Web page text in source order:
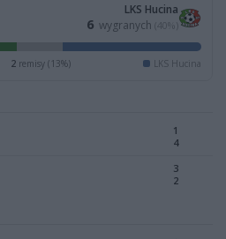
LKS Hucina
6 wygranych (40%)
2 remisy (13%) LKS Hucina
1
4
3
2